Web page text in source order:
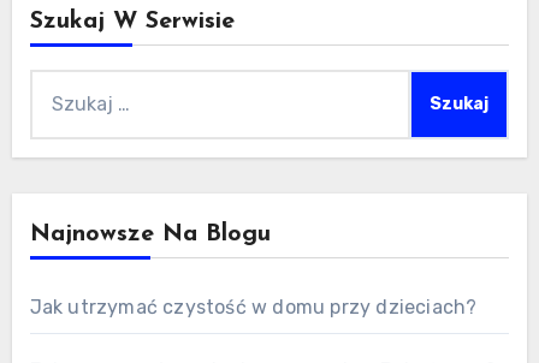
Szukaj W Serwisie
Najnowsze Na Blogu
Jak utrzymać czystość w domu przy dzieciach?